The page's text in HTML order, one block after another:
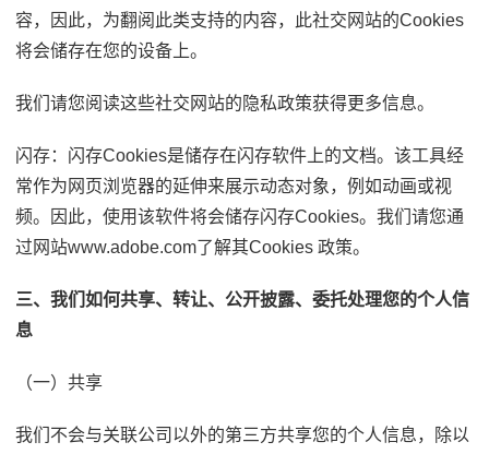
容，因此，为翻阅此类支持的内容，此社交网站的Cookies
将会储存在您的设备上。
我们请您阅读这些社交网站的隐私政策获得更多信息。
闪存：闪存Cookies是储存在闪存软件上的文档。该工具经
常作为网页浏览器的延伸来展示动态对象，例如动画或视
频。因此，使用该软件将会储存闪存Cookies。我们请您通
过网站www.adobe.com了解其Cookies 政策。
三、我们如何共享、转让、公开披露、委托处理您的个人信
息
（一）共享
我们不会与关联公司以外的第三方共享您的个人信息，除以